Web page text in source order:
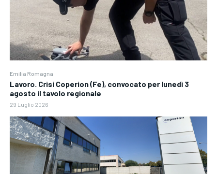
Emilia Romagna
Lavoro. Crisi Coperion (Fe), convocato per lunedì 3
agosto il tavolo regionale
29 Luglio 2026